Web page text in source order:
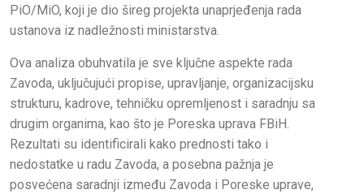
PiO/MiO, koji je dio šireg projekta unaprjeđenja rada
ustanova iz nadležnosti ministarstva.
Ova analiza obuhvatila je sve ključne aspekte rada
Zavoda, uključujući propise, upravljanje, organizacijsku
strukturu, kadrove, tehničku opremljenost i saradnju sa
drugim organima, kao što je Poreska uprava FBiH.
Rezultati su identificirali kako prednosti tako i
nedostatke u radu Zavoda, a posebna pažnja je
posvećena saradnji između Zavoda i Poreske uprave,